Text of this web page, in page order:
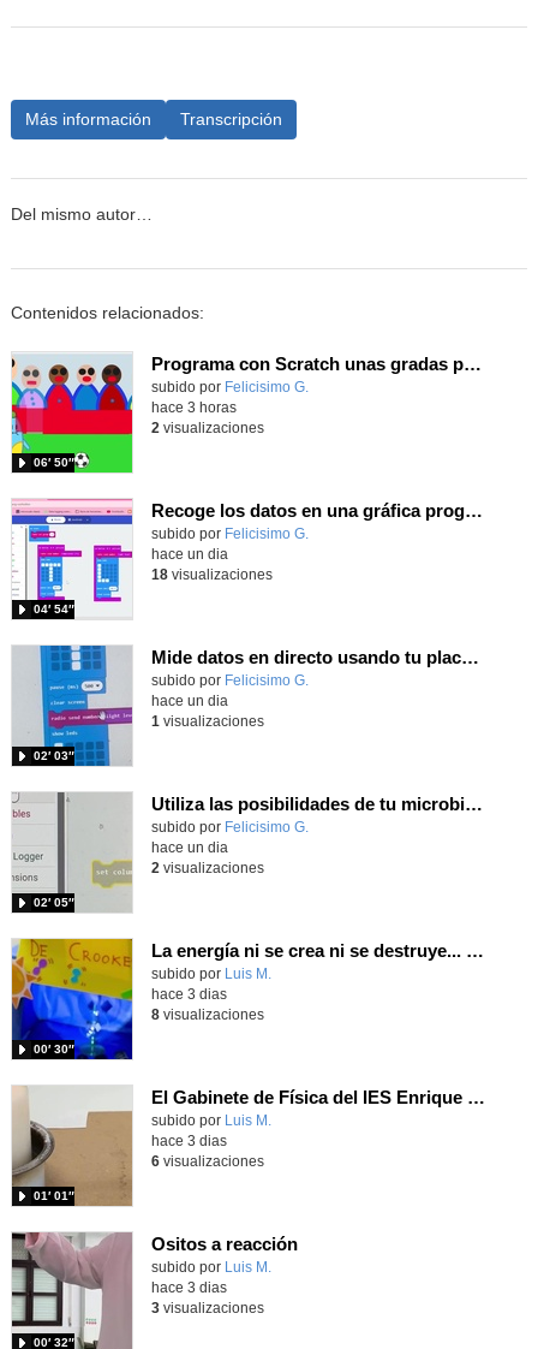
Más información Transcripción
Del mismo autor…
Contenidos relacionados:
Programa con Scratch unas gradas para que produzca el efecto de desplazamiento.
Contenido educativo.
subido por Felicisimo G.
06′ 50″
hace 3 horas
2 visualizaciones
Recoge los datos en una gráfica programando tu placa microbit con MakeCode y conoce la Tª y nivel de luz en este eclipse
Contenido educativo.
subido por Felicisimo G.
04′ 54″
hace un dia
18visualizaciones
Mide datos en directo usando tu placa microbit y programando con MakeCode dos placas conectadas por radio
Contenido educativo.
subido por Felicisimo G.
02′ 03″
hace un dia
1 visualizaciones
Utiliza las posibilidades de tu microbit programando com MakeCode para medir temperatura y nivel de luz con Datalogger
Contenido educativo.
subido por Felicisimo G.
02′ 05″
hace un dia
2 visualizaciones
La energía ni se crea ni se destruye... ¡se experimenta! El Tierno en la Feria Madrid es Ciencia 2026
Contenido educativo.
subido por Luis M.
00′ 30″
hace 3 dias
8visualizaciones
El Gabinete de Física del IES Enrique Tierno Galván de Parla (Curso 25-26)
Contenido educativo.
subido por Luis M.
01′ 01″
hace 3 dias
6visualizaciones
Ositos a reacción
Contenido educativo.
subido por Luis M.
00′ 32″
hace 3 dias
3visualizaciones